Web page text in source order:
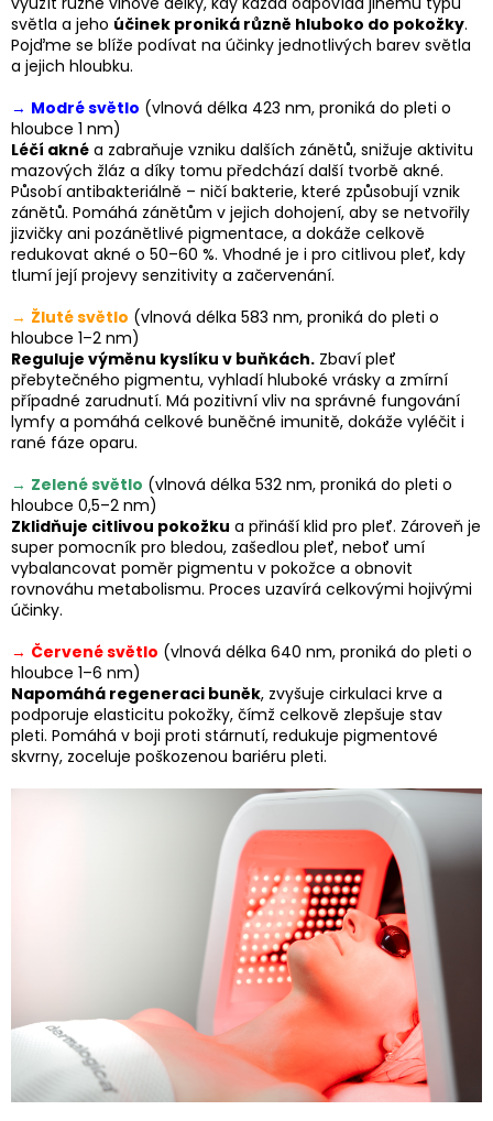
světla a jeho účinek proniká různě hluboko do pokožky.
Pojďme se blíže podívat na účinky jednotlivých barev světla
a jejich hloubku.
→ Modré světlo (vlnová délka 423 nm, proniká do pleti o
hloubce 1 nm)
Léčí akné a zabraňuje vzniku dalších zánětů, snižuje aktivitu
mazových žláz a díky tomu předchází další tvorbě akné.
Působí antibakteriálně – ničí bakterie, které způsobují vznik
zánětů. Pomáhá zánětům v jejich dohojení, aby se netvořily
jizvičky ani pozánětlivé pigmentace, a dokáže celkově
redukovat akné o 50–60 %. Vhodné je i pro citlivou pleť, kdy
tlumí její projevy senzitivity a začervenání.
→ Žluté světlo (vlnová délka 583 nm, proniká do pleti o
hloubce 1–2 nm)
Reguluje výměnu kyslíku v buňkách. Zbaví pleť
přebytečného pigmentu, vyhladí hluboké vrásky a zmírní
případné zarudnutí. Má pozitivní vliv na správné fungování
lymfy a pomáhá celkové buněčné imunitě, dokáže vyléčit i
rané fáze oparu.
→ Zelené světlo (vlnová délka 532 nm, proniká do pleti o
hloubce 0,5–2 nm)
Zklidňuje citlivou pokožku a přináší klid pro pleť. Zároveň je
super pomocník pro bledou, zašedlou pleť, neboť umí
vybalancovat poměr pigmentu v pokožce a obnovit
rovnováhu metabolismu. Proces uzavírá celkovými hojivými
účinky.
→ Červené světlo (vlnová délka 640 nm, proniká do pleti o
hloubce 1–6 nm)
Napomáhá regeneraci buněk, zvyšuje cirkulaci krve a
podporuje elasticitu pokožky, čímž celkově zlepšuje stav
pleti. Pomáhá v boji proti stárnutí, redukuje pigmentové
skvrny, zoceluje poškozenou bariéru pleti.